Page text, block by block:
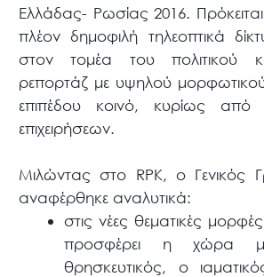
Ελλάδας- Ρωσίας 2016.
πλέον δημοφιλή τηλεοπτικά
στον τομέα του πολιτικού
ρεπορτάζ με υψηλού μορφωτικού
επιπέδου κοινό, κυρίως
επιχειρήσεων.
Μιλώντας στο RPK, ο Γενικός
αναφέρθηκε αναλυτικά:
στις νέες θεματικές
προσφέρει η χώρα
θρησκευτικός, ο